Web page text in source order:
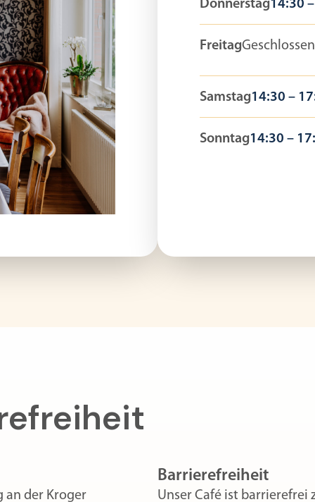
Donnerstag14:30
FreitagGeschlossen
Samstag14:30 –
Sonntag14:30 –
an der Kroger
Barrierefreiheit
Unser Café ist barrierefrei